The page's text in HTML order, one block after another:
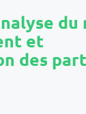
du
et
des